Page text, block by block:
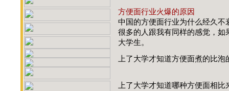
方便面行业火爆的原因
中国的方便面行业为什么经久
很多的人跟我有同样的感觉，
大学生。
上了大学才知道方便面煮的比
上了大学才知道哪种方便面相比